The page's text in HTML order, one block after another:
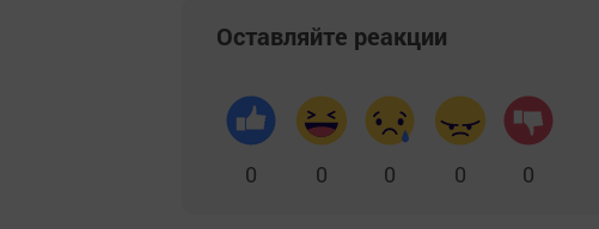
Оставляйте реакции
0 0 0 0 0